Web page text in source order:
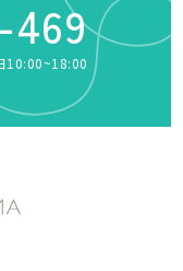
469
10:00~18:00